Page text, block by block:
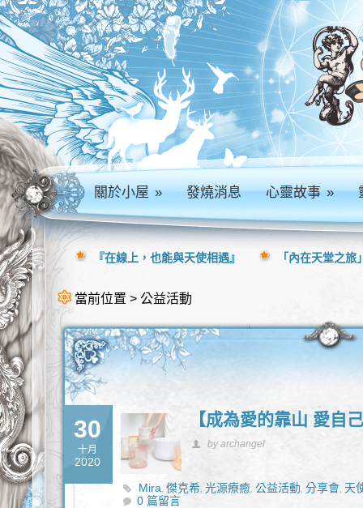
關於小屋» 發燒消息 心靈故事»
當前位置 > 公益活動
30
十月
2020
【成為愛的靠山 愛自
by archangel
Mira,傑克希,光源療癒,公益活動,分享會, 天
0 篇留言
『在線上，也能與天使相遇』 「內在天堂之